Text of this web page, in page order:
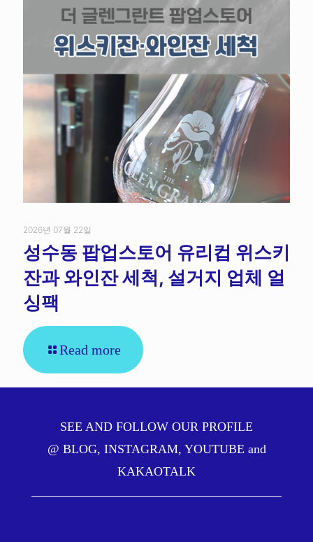
2026년 07월 22일
성수동 팝업스토어 유리컵 위스키
잔과 와인잔 세척, 설거지 업체 얼
싱팩
Read more
SEE AND FOLLOW OUR PROFILE
@ BLOG, INSTAGRAM, YOUTUBE and
KAKAOTALK